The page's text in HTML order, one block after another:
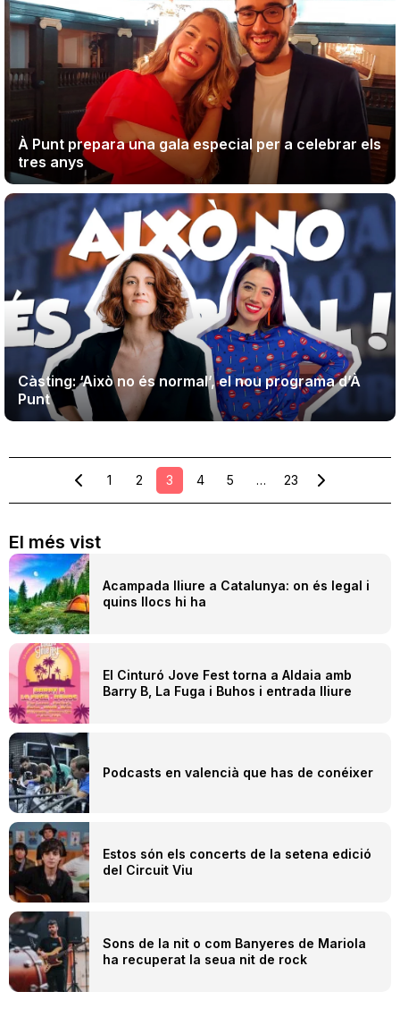
À Punt prepara una gala especial per a celebrar els
tres anys
Càsting: ‘Això no és normal’, el nou programa d’À
Punt
1 2 3 4 5 … 23
El més vist
Acampada lliure a Catalunya: on és legal i
quins llocs hi ha
El Cinturó Jove Fest torna a Aldaia amb
Barry B, La Fuga i Buhos i entrada lliure
Podcasts en valencià que has de conéixer
Estos són els concerts de la setena edició
del Circuit Viu
Sons de la nit o com Banyeres de Mariola
ha recuperat la seua nit de rock